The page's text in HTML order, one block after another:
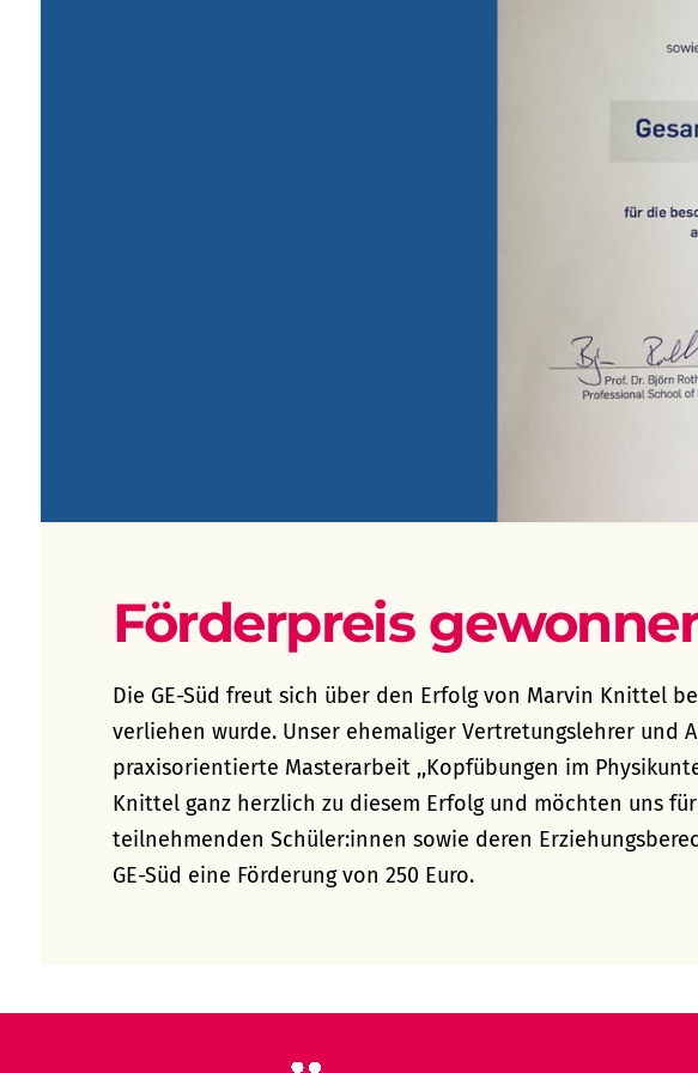
Förderpreis
Die GE-Süd freut sich über den Erfolg von Marvin Knittel
verliehen wurde. Unser ehemaliger Vertretungslehrer und
praxisorientierte Masterarbeit ,,Kopfübungen im
Knittel ganz herzlich zu diesem Erfolg und möchten uns
teilnehmenden Schüler:innen sowie deren
GE-Süd eine Förderung von 250 Euro.